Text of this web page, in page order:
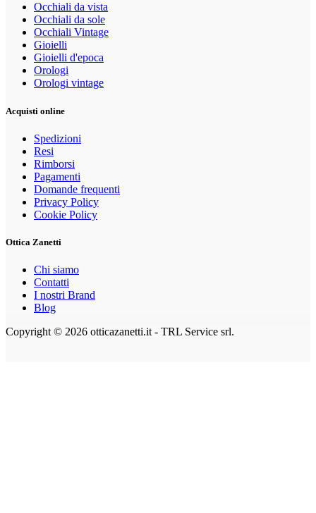
Occhiali da vista
Occhiali da sole
Occhiali Vintage
Gioielli
Gioielli d'epoca
Orologi
Orologi vintage
Acquisti online
Spedizioni
Resi
Rimborsi
Pagamenti
Domande frequenti
Privacy Policy
Cookie Policy
Ottica Zanetti
Chi siamo
Contatti
I nostri Brand
Blog
Copyright © 2026 otticazanetti.it - TRL Service srl.